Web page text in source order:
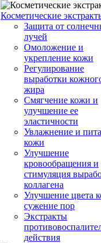
Косметические
Защита от
лучей
Омоложение и
укрепление кожи
Регулирование
выработки
жира
Смягчение кожи и
улучшение ее
эластичности
Увлажнение и
кожи
Улучшение
кровообращения и
стимуляция
коллагена
Улучшение цвета
сужение пор
Экстракты
действия